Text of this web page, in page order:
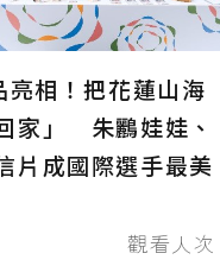
亮相！把花蓮山海
家」 朱鸝娃娃、
片成國際選手最美
觀看人次